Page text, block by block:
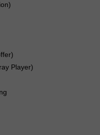
Player)